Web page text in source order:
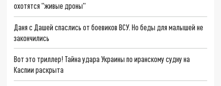
охотятся "живые дроны"
Даня с Дашей спаслись от боевиков ВСУ. Но беды для малышей не
закончились
Вот это триллер! Тайна удара Украины по иранскому судну на
Каспии раскрыта